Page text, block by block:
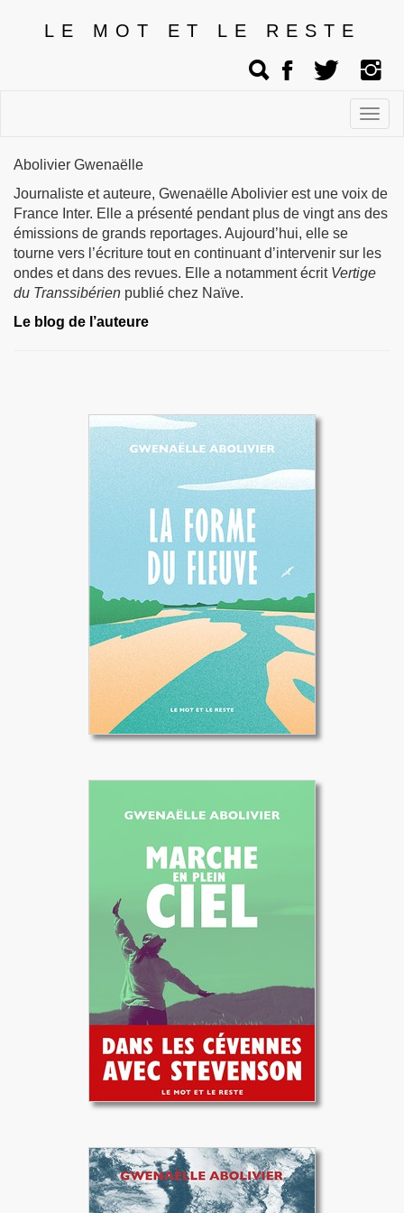
LE MOT ET LE RESTE
Abolivier Gwenaëlle
Journaliste et auteure, Gwenaëlle Abolivier est une voix de
France Inter. Elle a présenté pendant plus de vingt ans des
émissions de grands reportages. Aujourd’hui, elle se
tourne vers l’écriture tout en continuant d’intervenir sur les
ondes et dans des revues. Elle a notamment écrit Vertige
du Transsibérien publié chez Naïve.
Le blog de l’auteure